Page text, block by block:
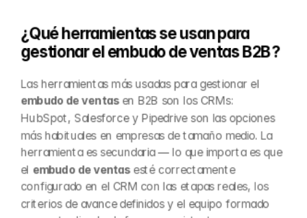
¿Qué herramientas se usan para
gestionar el embudo de ventas B2B?
Las herramientas más usadas para gestionar el
embudo de ventas en B2B son los CRMs:
HubSpot, Salesforce y Pipedrive son las opciones
más habituales en empresas de tamaño medio. La
herramienta es secundaria — lo que importa es que
el embudo de ventas esté correctamente
configurado en el CRM con las etapas reales, los
criterios de avance definidos y el equipo formado